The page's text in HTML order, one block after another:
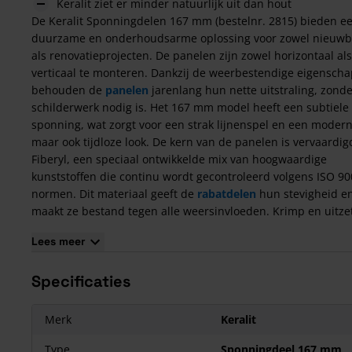
Keralit ziet er minder natuurlijk uit dan hout
De Keralit Sponningdelen 167 mm (bestelnr. 2815) bieden
duurzame en onderhoudsarme oplossing voor zowel
als renovatieprojecten. De panelen zijn zowel horizontaal als
verticaal te monteren. Dankzij de weerbestendige
behouden de panelen jarenlang hun nette uitstraling,
schilderwerk nodig is. Het 167 mm model heeft een subtiele
sponning, wat zorgt voor een strak lijnenspel en een
maar ook tijdloze look. De kern van de panelen is
Fiberyl, een speciaal ontwikkelde mix van hoogwaardige
kunststoffen die continu wordt gecontroleerd volgens ISO
normen. Dit materiaal geeft de rabatdelen hun stevigheid
maakt ze bestand tegen alle weersinvloeden. Krimp en
temperatuurverandering zet het materiaal 0,026 millimeter
gevelbekledingis afgewerkt met een UV-bestendige folie,
Maak jouw gevelbekleding compleet met de
Lees meer
Specificaties
Merk
Keralit